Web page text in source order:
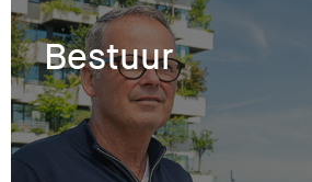
Bestuur